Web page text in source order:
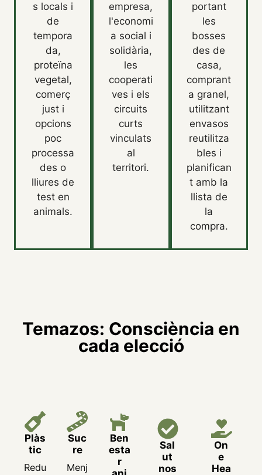
s locals i
de
tempora
da,
proteïna
vegetal,
comerç
just i
opcions
poc
processa
des o
lliures de
test en
animals.
empresa,
l'economi
a social i
solidària,
les
cooperati
ves i els
circuits
curts
vinculats
al
territori.
portant
les
bosses
des de
casa,
comprant
a granel,
utilitzant
envasos
reutilitza
bles i
planifican
t amb la
llista de
la
compra.
Temazos: Consciència en
cada elecció
Plàs
tic
Redu
Suc
re
Menj
Ben
esta
r
Sal
ut
nos
On
e
Hea